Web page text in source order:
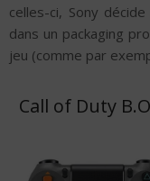
celles-ci, Sony
dans un packaging
jeu (comme par
Call of Duty